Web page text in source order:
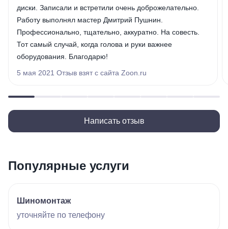
диски. Записали и встретили очень доброжелательно.
Работу выполнял мастер Дмитрий Пушнин.
Профессионально, тщательно, аккуратно. На совесть.
Тот самый случай, когда голова и руки важнее
оборудования. Благодарю!
5 мая 2021 Отзыв взят с сайта Zoon.ru
Написать отзыв
Популярные услуги
Шиномонтаж
уточняйте по телефону